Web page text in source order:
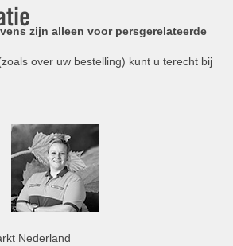
zijn alleen voor persgerelateerde
over uw bestelling) kunt u terecht bij
Nederland